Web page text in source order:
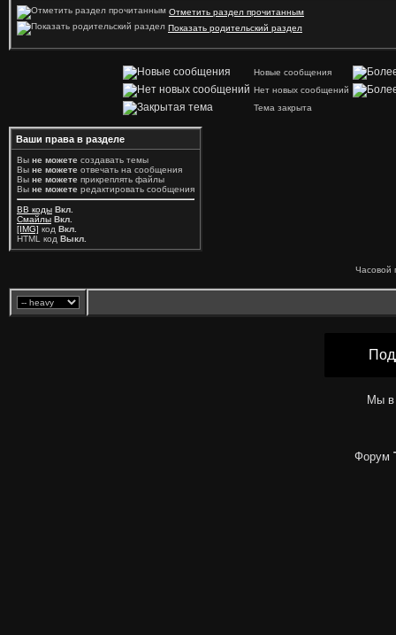
Отметить раздел прочитанным
Показать родительский раздел
Новые сообщения
Нет новых сообщений
Тема закрыта
Ваши права в разделе
Вы не можете создавать темы
Вы не можете отвечать на сообщения
Вы не можете прикреплять файлы
Вы не можете редактировать сообщения
BB коды Вкл.
Смайлы Вкл.
[IMG] код Вкл.
HTML код Выкл.
Часовой
Мы в
Форум